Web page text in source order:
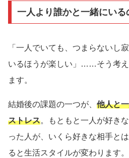
一人より誰かと一緒にいる
「一人でいても、つまらないし
いるほうが楽しい」……そう考
ます。
結婚後の課題の一つが、 他人と
ストレス。もともと一人が好き
った人が、いくら好きな相手と
ると生活スタイルが変わります